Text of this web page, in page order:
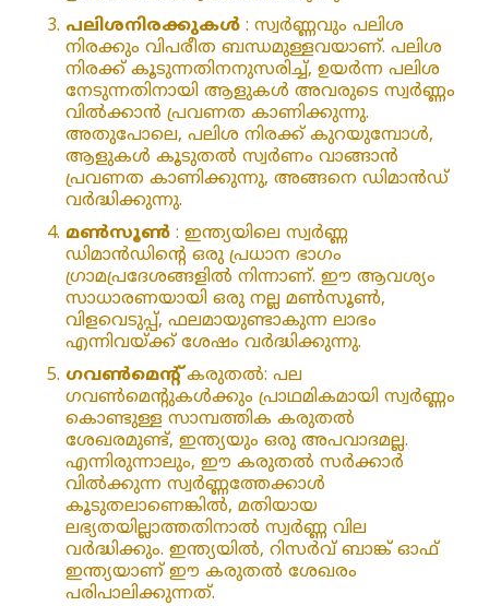
പലിശനിരക്കുകൾ : സ്വർണ്ണവും പലിശ
നിരക്കും വിപരീത ബന്ധമുള്ളവയാണ്. പലിശ
നിരക്ക് കൂടുന്നതിനനുസരിച്ച്, ഉയർന്ന പലിശ
നേടുന്നതിനായി ആളുകൾ അവരുടെ സ്വർണ്ണം
വിൽക്കാൻ പ്രവണത കാണിക്കുന്നു.
അതുപോലെ, പലിശ നിരക്ക് കുറയുമ്പോൾ,
ആളുകൾ കൂടുതൽ സ്വർണം വാങ്ങാൻ
പ്രവണത കാണിക്കുന്നു, അങ്ങനെ ഡിമാൻഡ്
വർദ്ധിക്കുന്നു.
മൺസൂൺ : ഇന്ത്യയിലെ സ്വർണ്ണ
ഡിമാൻഡിന്റെ ഒരു പ്രധാന ഭാഗം
ഗ്രാമപ്രദേശങ്ങളിൽ നിന്നാണ്. ഈ ആവശ്യം
സാധാരണയായി ഒരു നല്ല മൺസൂൺ,
വിളവെടുപ്പ്, ഫലമായുണ്ടാകുന്ന ലാഭം
എന്നിവയ്ക്ക് ശേഷം വർദ്ധിക്കുന്നു.
ഗവൺമെന്റ്കരുതൽ: പല
ഗവൺമെന്റുകൾക്കും പ്രാഥമികമായി സ്വർണ്ണം
കൊണ്ടുള്ള സാമ്പത്തിക കരുതൽ
ശേഖരമുണ്ട്, ഇന്ത്യയും ഒരു അപവാദമല്ല.
എന്നിരുന്നാലും, ഈ കരുതൽ സർക്കാർ
വിൽക്കുന്ന സ്വർണ്ണത്തേക്കാൾ
കൂടുതലാണെങ്കിൽ, മതിയായ
ലഭ്യതയില്ലാത്തതിനാൽ സ്വർണ്ണ വില
വർദ്ധിക്കും. ഇന്ത്യയിൽ, റിസർവ് ബാങ്ക് ഓഫ്
ഇന്ത്യയാണ് ഈ കരുതൽ ശേഖരം
പരിപാലിക്കുന്നത്.